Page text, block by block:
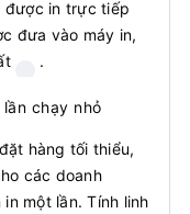
được in trực tiếp
đưa vào máy in,
.
chạy nhỏ
hàng tối thiểu,
các doanh
một lần. Tính linh